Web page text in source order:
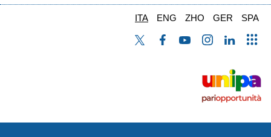
ITA ENG ZHO GER SPA